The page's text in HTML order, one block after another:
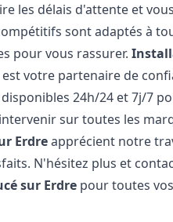
les délais d'attente et
sont adaptés à
pour vous rassurer.
est votre partenaire de
24h/24 et 7j/7
sur toutes les
Erdreapprécient notre
N'hésitez plus et
sur Erdre pour toutes